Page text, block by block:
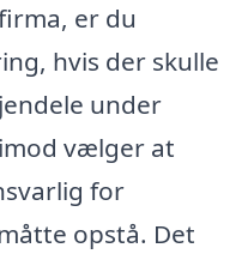
er du
hvis der skulle
under
vælger at
for
opstå. Det